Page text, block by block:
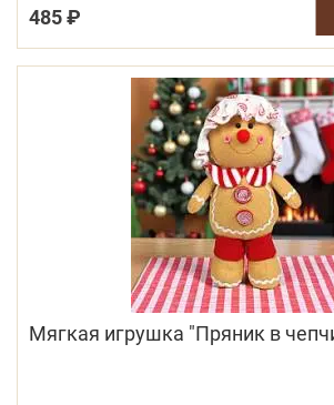
485 ₽
Мягкая игрушка "Пряник в